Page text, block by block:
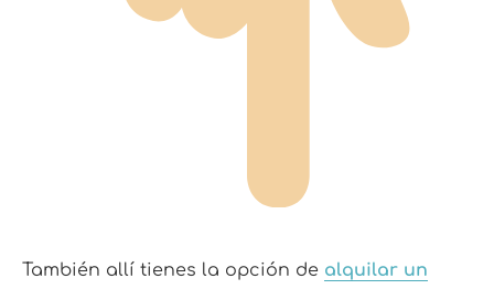
También allí tienes la opción de alquilar un